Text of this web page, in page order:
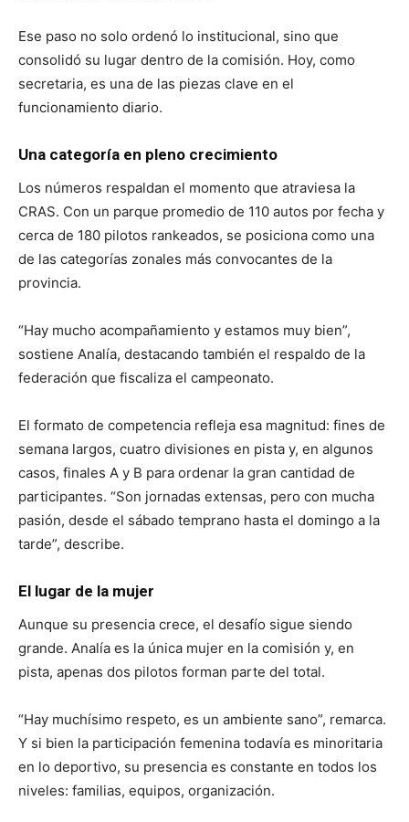
Ese paso no solo ordenó lo institucional, sino que
consolidó su lugar dentro de la comisión. Hoy, como
secretaria, es una de las piezas clave en el
funcionamiento diario.
Una categoría en pleno crecimiento
Los números respaldan el momento que atraviesa la
CRAS. Con un parque promedio de 110 autos por fecha y
cerca de 180 pilotos rankeados, se posiciona como una
de las categorías zonales más convocantes de la
provincia.
“Hay mucho acompañamiento y estamos muy bien”,
sostiene Analía, destacando también el respaldo de la
federación que fiscaliza el campeonato.
El formato de competencia refleja esa magnitud: fines de
semana largos, cuatro divisiones en pista y, en algunos
casos, finales A y B para ordenar la gran cantidad de
participantes. “Son jornadas extensas, pero con mucha
pasión, desde el sábado temprano hasta el domingo a la
tarde”, describe.
El lugar de la mujer
Aunque su presencia crece, el desafío sigue siendo
grande. Analía es la única mujer en la comisión y, en
pista, apenas dos pilotos forman parte del total.
“Hay muchísimo respeto, es un ambiente sano”, remarca.
Y si bien la participación femenina todavía es minoritaria
en lo deportivo, su presencia es constante en todos los
niveles: familias, equipos, organización.